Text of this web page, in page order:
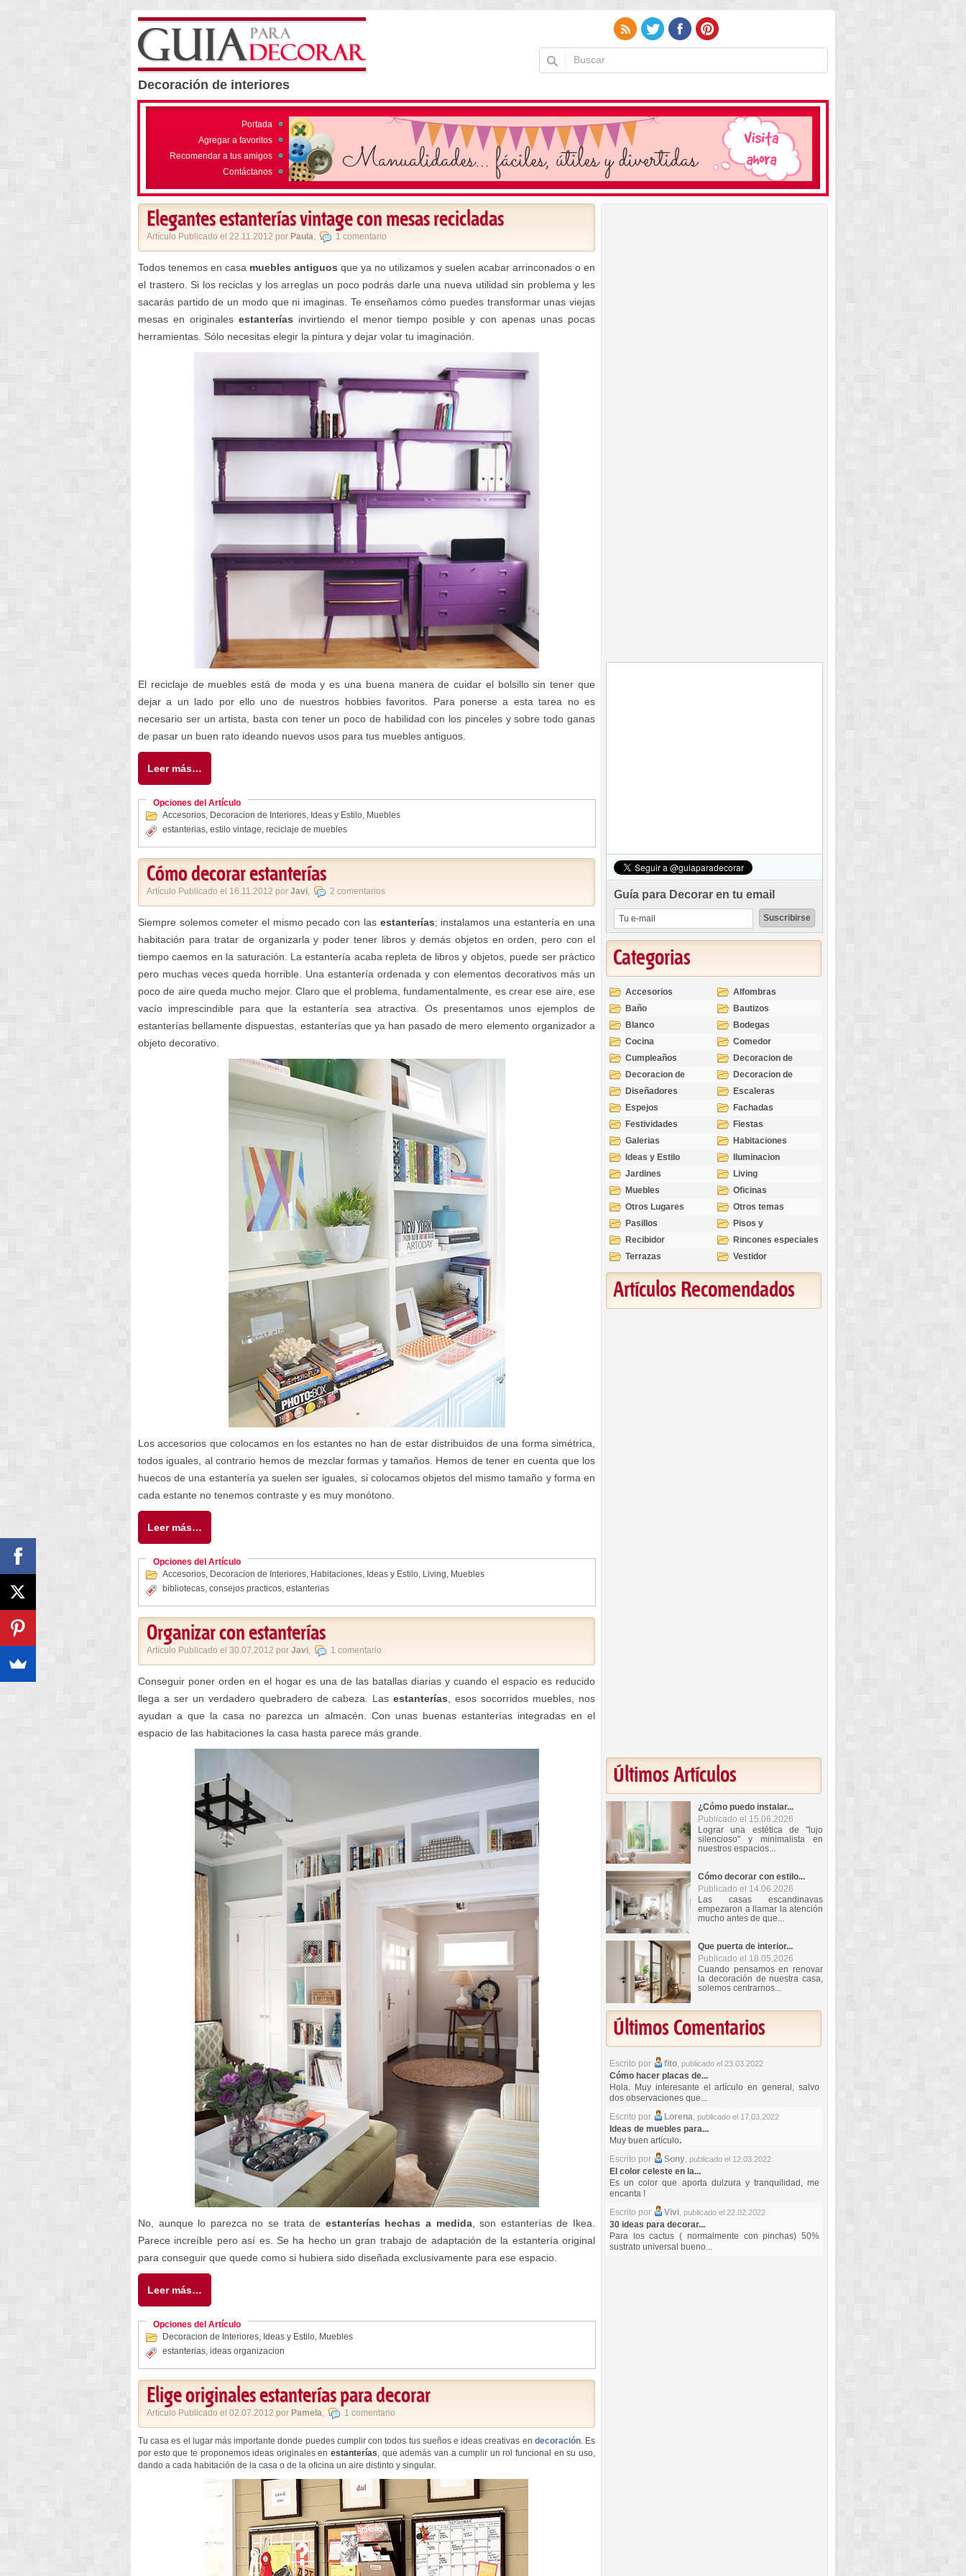
Decoración de interiores
Portada
Agregar a favoritos
Recomendar a tus amigos
Contáctanos
Elegantes estanterías vintage con mesas recicladas
Artículo Publicado el 22.11.2012 por Paula, 1 comentario
Todos tenemos en casa muebles antiguos que ya no utilizamos y suelen acabar arrinconados o en
el trastero. Si los reciclas y los arreglas un poco podrás darle una nueva utilidad sin problema y les
sacarás partido de un modo que ni imaginas. Te enseñamos cómo puedes transformar unas viejas
mesas en originales estanterías invirtiendo el menor tiempo posible y con apenas unas pocas
herramientas. Sólo necesitas elegir la pintura y dejar volar tu imaginación.
El reciclaje de muebles está de moda y es una buena manera de cuidar el bolsillo sin tener que
dejar a un lado por ello uno de nuestros hobbies favoritos. Para ponerse a esta tarea no es
necesario ser un artista, basta con tener un poco de habilidad con los pinceles y sobre todo ganas
de pasar un buen rato ideando nuevos usos para tus muebles antiguos.
Leer más…
Opciones del Artículo
Accesorios, Decoracion de Interiores, Ideas y Estilo, Muebles
estanterias, estilo vintage, reciclaje de muebles
Cómo decorar estanterías
Artículo Publicado el 16.11.2012 por Javi, 2 comentarios
Siempre solemos cometer el mismo pecado con las estanterías; instalamos una estantería en una
habitación para tratar de organizarla y poder tener libros y demás objetos en orden, pero con el
tiempo caemos en la saturación. La estantería acaba repleta de libros y objetos, puede ser práctico
pero muchas veces queda horrible. Una estantería ordenada y con elementos decorativos más un
poco de aire queda mucho mejor. Claro que el problema, fundamentalmente, es crear ese aire, ese
vacío imprescindible para que la estantería sea atractiva. Os presentamos unos ejemplos de
estanterías bellamente dispuestas, estanterías que ya han pasado de mero elemento organizador a
objeto decorativo.
Los accesorios que colocamos en los estantes no han de estar distribuidos de una forma simétrica,
todos iguales, al contrario hemos de mezclar formas y tamaños. Hemos de tener en cuenta que los
huecos de una estantería ya suelen ser iguales, si colocamos objetos del mismo tamaño y forma en
cada estante no tenemos contraste y es muy monótono.
Leer más…
Opciones del Artículo
Accesorios, Decoracion de Interiores, Habitaciones, Ideas y Estilo, Living, Muebles
bibliotecas, consejos practicos, estanterias
Organizar con estanterías
Artículo Publicado el 30.07.2012 por Javi, 1 comentario
Conseguir poner orden en el hogar es una de las batallas diarias y cuando el espacio es reducido
llega a ser un verdadero quebradero de cabeza. Lasestanterías , esos socorridos muebles, nos
ayudan a que la casa no parezca un almacén. Con unas buenas estanterías integradas en el
espacio de las habitaciones la casa hasta parece más grande.
No, aunque lo parezca no se trata de estanterías hechas a medida, son estanterías de Ikea.
Parece increíble pero así es. Se ha hecho un gran trabajo de adaptación de la estantería original
para conseguir que quede como si hubiera sido diseñada exclusivamente para ese espacio.
Leer más…
Opciones del Artículo
Decoracion de Interiores, Ideas y Estilo, Muebles
estanterias, ideas organizacion
Elige originales estanterías para decorar
Artículo Publicado el 02.07.2012 por Pamela, 1 comentario
Tu casa es el lugar más importante donde puedes cumplir con todos tus sueños e ideas creativas en decoración. Es
por esto que te proponemos ideas originales enestanterías, que además van a cumplir un rol funcional en su uso,
dando a cada habitación de la casa o de la oficina un aire distinto y singular.
Guía para Decorar en tu email
Categorias
Accesorios
Alfombras
Baño
Bautizos
Blanco
Bodegas
Cocina
Comedor
Cumpleaños
Decoracion de
Exteriores
Decoracion de
Interiores
Decoracion de
Ocasiones
Diseñadores
Escaleras
Espejos
Fachadas
Festividades
Fiestas
Galerias
Habitaciones
Ideas y Estilo
Iluminacion
Jardines
Living
Muebles
Oficinas
Otros Lugares
Otros temas
Pasillos
Pisos y
revestimientos
Recibidor
Rincones especiales
Terrazas
Vestidor
Artículos Recomendados
Últimos Artículos
¿Cómo puedo instalar...
Publicado el 15.06.2026
Lograr una estética de "lujo
silencioso" y minimalista en
nuestros espacios...
Cómo decorar con estilo...
Publicado el 14.06.2026
Las casas escandinavas
empezaron a llamar la atención
mucho antes de que...
Que puerta de interior...
Publicado el 18.05.2026
Cuando pensamos en renovar
la decoración de nuestra casa,
solemos centrarnos...
Últimos Comentarios
Escrito por fito, publicado el 23.03.2022
Cómo hacer placas de...
Hola. Muy interesante el artículo en general, salvo
dos observaciones que...
Escrito por
Lorena, publicado el 17.03.2022
Ideas de muebles para...
Muy buen artículo.
Escrito por
Sony, publicado el 12.03.2022
El color celeste en la...
Es un color que aporta dulzura y tranquilidad, me
encanta !
Escrito por
Vivi, publicado el 22.02.2022
30 ideas para decorar...
Para los cactus ( normalmente con pinchas) 50%
sustrato universal bueno...